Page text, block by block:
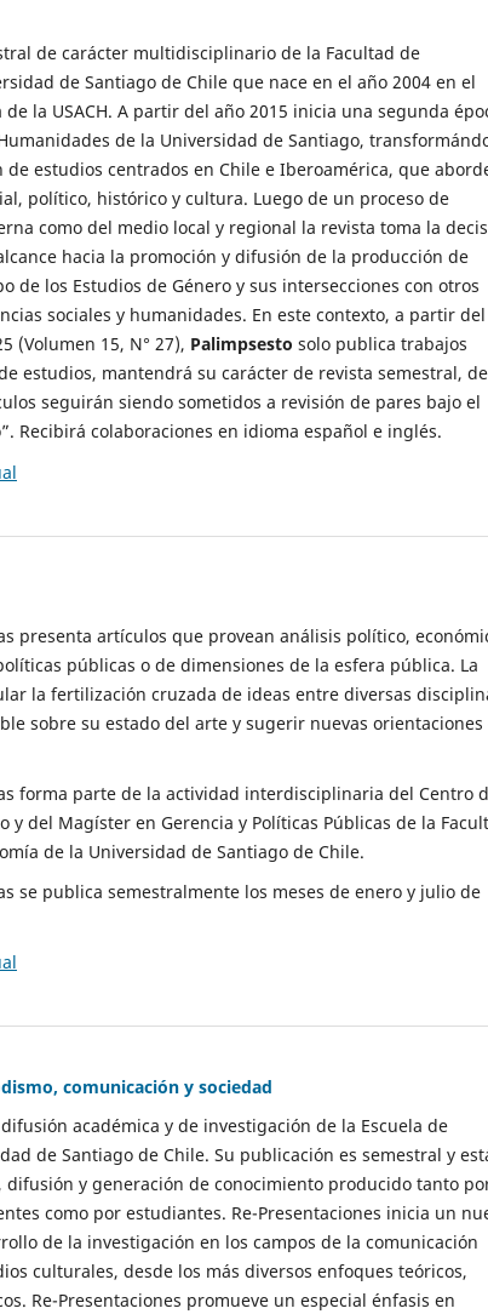
de carácter multidisciplinario de la Facultad de
de Santiago de Chile que nace en el año 2004 en el
la USACH. A partir del año 2015 inicia una segunda
de la Universidad de Santiago,
estudios centrados en Chile e Iberoamérica, que
político, histórico y cultura. Luego de un proceso de
como del medio local y regional la revista toma la
hacia la promoción y difusión de la producción de
de los Estudios de Género y sus intersecciones con otros
sociales y humanidades. En este contexto, a partir del
(Volumen 15, N° 27), Palimpsesto solo publica trabajos
estudios, mantendrá su carácter de revista semestral, de
seguirán siendo sometidos a revisión de pares bajo el
Recibirá colaboraciones en idioma español e inglés.
presenta artículos que provean análisis político,
públicas o de dimensiones de la esfera pública. La
la fertilización cruzada de ideas entre diversas
sobre su estado del arte y sugerir nuevas orientaciones
forma parte de la actividad interdisciplinaria del Centro
y del Magíster en Gerencia y Políticas Públicas de la
de la Universidad de Santiago de Chile.
se publica semestralmente los meses de enero y julio de
comunicación y sociedad
académica y de investigación de la Escuela de
de Santiago de Chile. Su publicación es semestral y
y generación de conocimiento producido tanto
como por estudiantes. Re-Presentaciones inicia un
de la investigación en los campos de la comunicación
culturales, desde los más diversos enfoques teóricos,
Re-Presentaciones promueve un especial énfasis en